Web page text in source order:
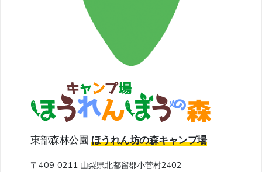
東部森林公園 ほうれん坊の森キャンプ場
〒409-0211 山梨県北都留郡小菅村2402-